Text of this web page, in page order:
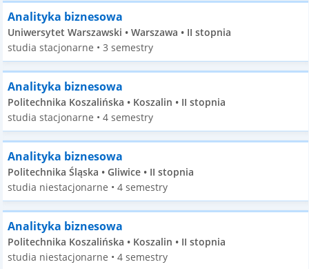
Analityka biznesowa
Uniwersytet Warszawski • Warszawa • II stopnia
studia stacjonarne • 3 semestry
Analityka biznesowa
Politechnika Koszalińska • Koszalin • II stopnia
studia stacjonarne • 4 semestry
Analityka biznesowa
Politechnika Śląska • Gliwice • II stopnia
studia niestacjonarne • 4 semestry
Analityka biznesowa
Politechnika Koszalińska • Koszalin • II stopnia
studia niestacjonarne • 4 semestry